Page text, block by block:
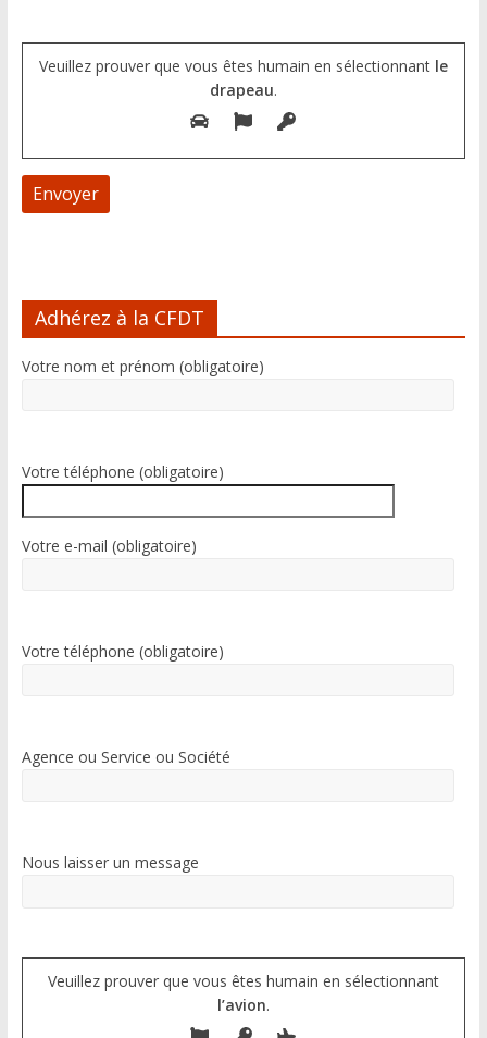
Veuillez prouver que vous êtes humain en sélectionnantle
drapeau.
l
e
r
i
v
e
:
Adhérez à la CFDT
Votre nom et prénom (obligatoire)
Votre téléphone (obligatoire)
Votre e-mail (obligatoire)
Votre téléphone (obligatoire)
Agence ou Service ou Société
Nous laisser un message
Veuillez prouver que vous êtes humain en sélectionnant
l’avion.